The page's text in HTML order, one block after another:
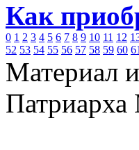
Как
0 1 2 3 4 5 6 7 8 9 10 11 12
52 53 54 55 56 57 58 59 60 61
Материал
Патриарха